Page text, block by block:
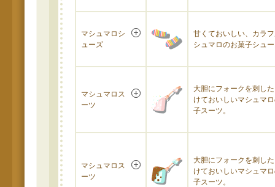
マシュマロシ
ューズ
甘くておいしい、カラ
シュマロのお菓子シュ
マシュマロス
ーツ
大胆にフォークを刺し
けておいしいマシュマ
子スーツ。
マシュマロス
ーツ
大胆にフォークを刺し
けておいしいマシュマ
子スーツ。